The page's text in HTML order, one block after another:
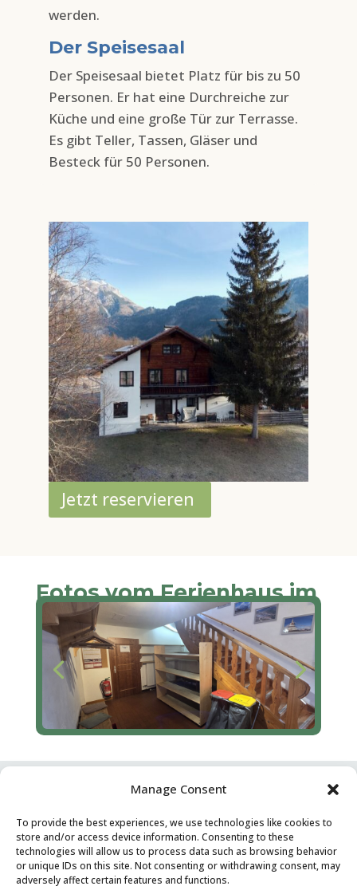
Manage Consent
To provide the best experiences, we use technologies like cookies to
store and/or access device information. Consenting to these
technologies will allow us to process data such as browsing behavior
or unique IDs on this site. Not consenting or withdrawing consent, may
adversely affect certain features and functions.
werden.
Der Speisesaal
Der Speisesaal bietet Platz für bis zu 50
Personen. Er hat eine Durchreiche zur
Küche und eine große Tür zur Terrasse.
Es gibt Teller, Tassen, Gläser und
Besteck für 50 Personen.
Jetzt reservieren
Fotos vom Ferienhaus im
Salzburgerland
Allgemein
Ankunft und Abfahrt
Bettwäsche und
Handtücher